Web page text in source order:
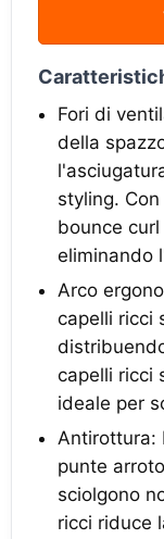
Fori di
della
styling.
bounce
eliminando
Arco
capelli ricci
capelli ricci
ideale per
Antirottura:
punte
sciolgono
ricci riduce